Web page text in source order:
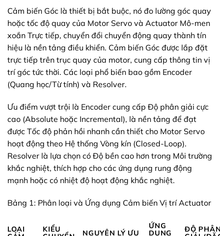
Cảm biến Góc là thiết bị bắt buộc, nó đo lường góc quay
hoặc tốc độ quay của Motor Servo và Actuator Mô-men
xoắn Trực tiếp, chuyển đổi chuyển động quay thành tín
hiệu là nền tảng điều khiển. Cảm biến Góc được lắp đặt
trực tiếp trên trục quay của motor, cung cấp thông tin vị
trí góc tức thời. Các loại phổ biến bao gồm Encoder
(Quang học/Từ tính) và Resolver.
Ưu điểm vượt trội là Encoder cung cấp Độ phân giải cực
cao (Absolute hoặc Incremental), là nền tảng để đạt
được Tốc độ phản hồi nhanh cần thiết cho Motor Servo
hoạt động theo Hệ thống Vòng kín (Closed-Loop).
Resolver là lựa chọn có Độ bền cao hơn trong Môi trường
khắc nghiệt, thích hợp cho các ứng dụng rung động
mạnh hoặc có nhiệt độ hoạt động khắc nghiệt.
Bảng 1: Phân loại và Ứng dụng Cảm biến Vị trí Actuator
LOẠI
KIỂU
NGUYÊN LÝ ƯU
ỨNG
DỤNG
ĐỘ